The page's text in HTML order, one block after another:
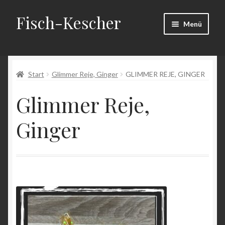
Zur
Navigation
Zum
Inhalt
Fisch-Kescher Menü
AGB
Datenschutzerklärung
Echtheit von Bewertungen
Impressum
Mein Konto
Start Glimmer Reje, Ginger GLIMMER REJE, GINGER
Glimmer Reje,
Ginger